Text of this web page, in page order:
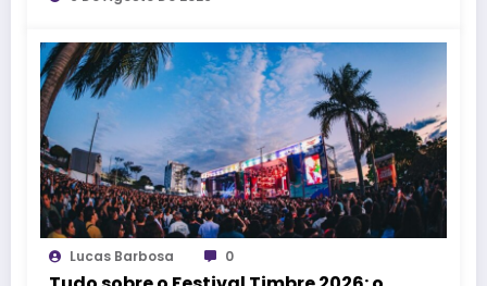
Lucas Barbosa 0